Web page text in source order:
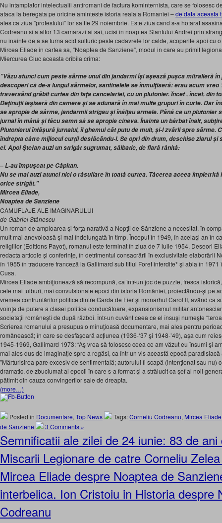
Nu intamplator intelectualii antiromani de factura kominternista, care se folosesc
ataca la beregata pe oricine aminteste istoria reala a Romaniei –de data aceasta
ales ca ziua ”protestului” lor sa fie 29 noiembrie. Este ziua cand s-a hotarat
Codreanu si a altor 13 camarazi ai sai, ucisi in noaptea Sfantului Andrei prin
nu inainte de a se turna acid sulfuric peste cadavrele lor calde, acoperite apoi cu
Mircea Eliade in cartea sa, ”Noaptea de Sanziene”, modul in care au primit
Miercurea Ciuc aceasta oribila crima:
”Văzu atunci cum peste sârme unul din jandarmi îşi aşează puşca mitralieră
descoperi că de-a lungul sârmelor, santinelele se înmulţiseră: erau acum vreo
traversând grăbit curtea din faţa cancelariei, cu un plutonier. Încet , încet, din
Deţinuţii ieşiseră din camere şi se adunară în mai multe grupuri în curte. Dar
se apropie de sârme, jandarmii strigau şi înălţau armele. Până ce un plutonier
jurnal în mână şi făcu semn să se apropie cineva. Înainta un bărbat înalt,
Plutonierul înfăşură jurnalul, îl ghemui cât putu de mult, şi-l zvârli spre sârme.
îndrepta către mijlocul curţii desfăcându-l. Se opri din drum, deschise ziarul şi
el. Apoi Ştefan auzi un strigăt sugrumat, sălbatic, de fiară rănită:
– L-au împuşcat pe Căpitan.
Nu se mai auzi atunci nici o răsuflare în toată curtea. Tăcerea aceea
orice strigăt.”
Mircea Eliade,
Noaptea de Sanziene
CAMUFLAJE ALE IMAGINARULUI
de Gabriel Stănescu
Un roman de amploarea şi forţa narativă a Nopţii de Sânziene a necesitat, în
mult mai anevoioasă şi mai îndelungată în timp. Început în 1949, în acelaşi an în
religiilor (Editions Payot), romanul este terminat în ziua de 7 iulie 1954. Deseori
redacta articole şi conferinţe, în detrimentul consacrării în exclusivitate elaborării
în 1955 în traducere franceză la Gallimard sub titlul Foret interdite* şi abia în
Cusa.
Mircea Eliade ambiţionează să recompună, ca într-un joc de puzzle, fresca
cele mai tulburi, mai convulsionate epoci din istoria României, proiectându-şi pe
vremea confruntărilor politice dintre Garda de Fier şi monarhul Carol II, având ca
voinţa de putere a clasei politice conducătoare, expansionismul militar
societaţii româneşti de după război. Într-un cuvânt ceea ce el însuşi numeşte
Scrierea romanului a presupus o minuţioasă documentare, mai ales pentru
românească; în care se desfăşoară acţiunea (1936-‘37 şi 1948-’49), aşa cum
1945-1969, Gallimard 1973: “Aş vrea să folosesc ceea ce am văzut eu însumi şi
mai ales dus de imaginaţie spre a regăsi, ca într-un vis această epocă
”Mărturisirea pare excesiv de sentimentală; autorului îi scapă (intenţionat sau nu)
dramatic, de zbuciumat al epocii în care s-a format şi a strălucit ca şef al noii
pătimit din cauza convingerilor sale de dreapta.
(more…)
Posted in Documentare, Top News Tags:Corneliu Codreanu, Mircea Eliade
de Sanziene
3 Comments »
Semnificatii ale zilei de 24 iunie: 83 de
Miscarii Legionare de catre Corneliu
Mircea Eliade despre Noaptea de
interbelica. Ion Cristoiu in Historia despre
Codreanu